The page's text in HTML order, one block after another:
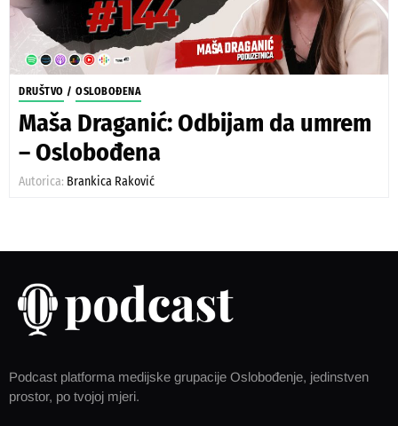
DRUŠTVO / OSLOBOĐENA
Maša Draganić: Odbijam da umrem
– Oslobođena
Autorica: Brankica Raković
Podcast platforma medijske grupacije Oslobođenje, jedinstven
prostor, po tvojoj mjeri.